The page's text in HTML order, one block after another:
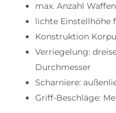
max. Anzahl
lichte Einstellhöhe
Konstruktion
Verriegelung:
Durchmesser
Scharniere:
Griff-Beschläge: